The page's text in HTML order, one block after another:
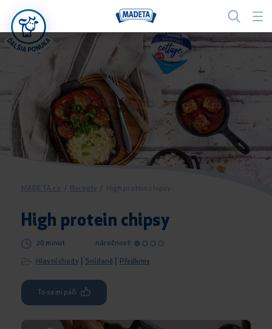
MADETA.cz / Recepty / High protein chipsy
High protein chipsy
20 minut náročnosť:
Hlavní chody| Snídaně Předkrmy
To sa mi páči